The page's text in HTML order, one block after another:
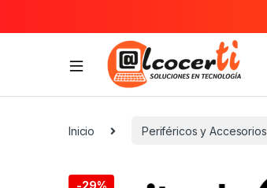
Inicio Periféricos y Accesorios